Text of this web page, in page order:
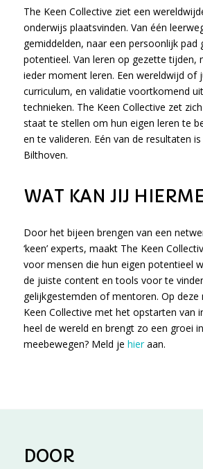
The Keen Collective ziet een
onderwijs plaatsvinden. Van één
gemiddelden, naar een persoonlijk pad
potentieel. Van leren op gezette tijden,
ieder moment leren. Een wereldwijd of
curriculum, en validatie voortkomend
technieken. The Keen Collective zet
staat te stellen om hun eigen leren te
en te valideren. Eén van de resultaten is
Bilthoven.
WAT KAN JIJ
Door het bijeen brengen van een
‘keen’ experts, maakt The Keen
voor mensen die hun eigen potentieel
de juiste content en tools voor te
gelijkgestemden of mentoren. Op deze
Keen Collective met het opstarten van
heel de wereld en brengt zo een groei
meebewegen? Meld je hieraan.
DOOR